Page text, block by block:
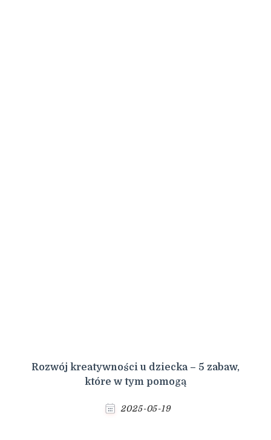
Rozwój kreatywności u dziecka – 5 zabaw,
które w tym pomogą
2025-05-19